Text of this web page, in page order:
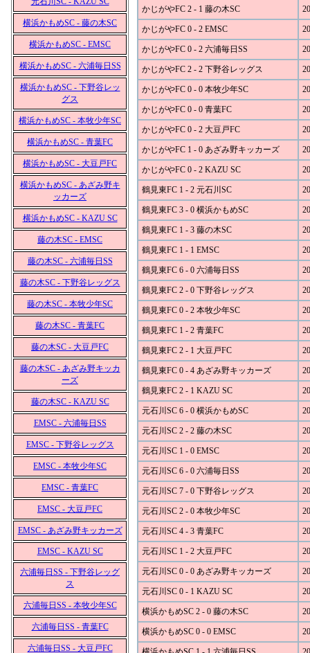
横浜かもめSC - 藤の木SC
横浜かもめSC - EMSC
横浜かもめSC - 六浦毎日SS
横浜かもめSC - 下野谷レッ
グス
横浜かもめSC - 本牧少年SC
横浜かもめSC - 青葉FC
横浜かもめSC - 大豆戸FC
横浜かもめSC - あざみ野キ
ッカーズ
横浜かもめSC - KAZU SC
藤の木SC - EMSC
藤の木SC - 六浦毎日SS
藤の木SC - 下野谷レッグス
藤の木SC - 本牧少年SC
藤の木SC - 青葉FC
藤の木SC - 大豆戸FC
藤の木SC - あざみ野キッカ
ーズ
藤の木SC - KAZU SC
EMSC - 六浦毎日SS
EMSC - 下野谷レッグス
EMSC - 本牧少年SC
EMSC - 青葉FC
EMSC - 大豆戸FC
EMSC - あざみ野キッカーズ
EMSC - KAZU SC
六浦毎日SS - 下野谷レッグ
ス
六浦毎日SS - 本牧少年SC
六浦毎日SS - 青葉FC
六浦毎日SS - 大豆戸FC
かじがやFC 2 - 1 藤の木SC
かじがやFC 0 - 2 EMSC
かじがやFC 0 - 2 六浦毎日SS
かじがやFC 2 - 2 下野谷レッグス
かじがやFC 0 - 0 本牧少年SC
かじがやFC 0 - 0 青葉FC
かじがやFC 0 - 2 大豆戸FC
かじがやFC 1 - 0 あざみ野キッカーズ
かじがやFC 0 - 2 KAZU SC
鶴見東FC 1 - 2 元石川SC
鶴見東FC 3 - 0 横浜かもめSC
鶴見東FC 1 - 3 藤の木SC
鶴見東FC 1 - 1 EMSC
鶴見東FC 6 - 0 六浦毎日SS
鶴見東FC 2 - 0 下野谷レッグス
鶴見東FC 0 - 2 本牧少年SC
鶴見東FC 1 - 2 青葉FC
鶴見東FC 2 - 1 大豆戸FC
鶴見東FC 0 - 4 あざみ野キッカーズ
鶴見東FC 2 - 1 KAZU SC
元石川SC 6 - 0 横浜かもめSC
元石川SC 2 - 2 藤の木SC
元石川SC 1 - 0 EMSC
元石川SC 6 - 0 六浦毎日SS
元石川SC 7 - 0 下野谷レッグス
元石川SC 2 - 0 本牧少年SC
元石川SC 4 - 3 青葉FC
元石川SC 1 - 2 大豆戸FC
元石川SC 0 - 0 あざみ野キッカーズ
元石川SC 0 - 1 KAZU SC
横浜かもめSC 2 - 0 藤の木SC
横浜かもめSC 0 - 0 EMSC